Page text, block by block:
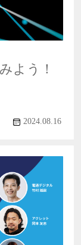
よう！
2024.08.16